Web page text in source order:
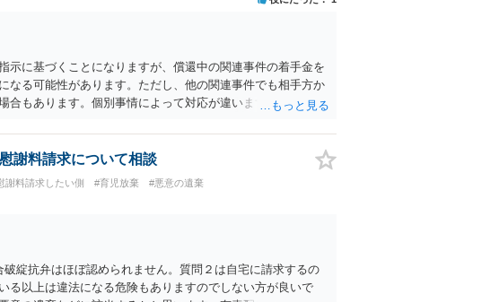
が，その行政書士との協議になると思います。請求するか，
性交類似行為は認めているのか，それさえも否定しているの
と思います。 ④性交類似行為を認めているにもかかわらず支
も同じだと思います。）への対応ではあまり変わらないよう
交渉でもよいように思いますが，ゼロかどうかの観点であれ
す。そうしますと，お近くの弁護士に相談して進めることを
示に基づくことになりますが、償還中の関連事件の着手金を
なる可能性があります。ただし、他の関連事件でも相手方か
合もあります。個別事情によって対応が違いますので、法テ
謝料請求について相談
謝料請求したい側 #育児放棄 #悪意の遺棄
綻抗弁はほぼ認められません。質問２は自宅に請求するの
る以上は違法になる危険もありますのでしない方が良いで